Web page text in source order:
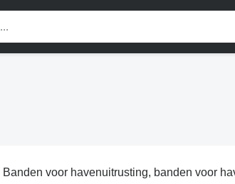
Banden voor havenuitrusting, banden voor